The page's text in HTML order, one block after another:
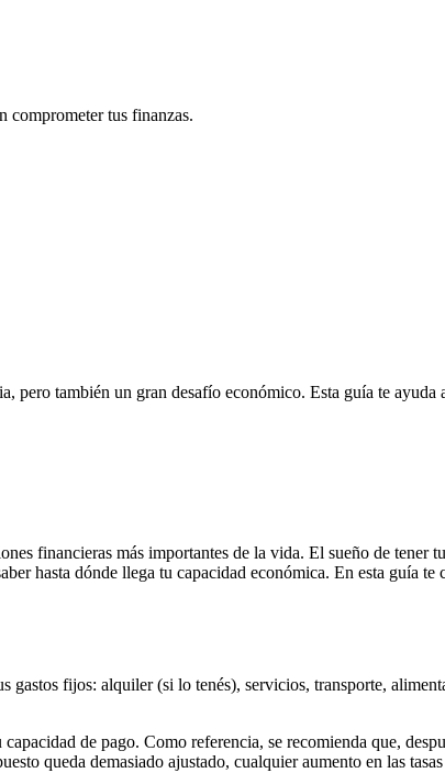
comprometer tus finanzas.
pero también un gran desafío económico. Esta guía te
financieras más importantes de la vida. El sueño de tener
hasta dónde llega tu capacidad económica. En esta guía
gastos fijos: alquiler (si lo tenés), servicios, transporte,
de pago. Como referencia, se recomienda que,
queda demasiado ajustado, cualquier aumento en las